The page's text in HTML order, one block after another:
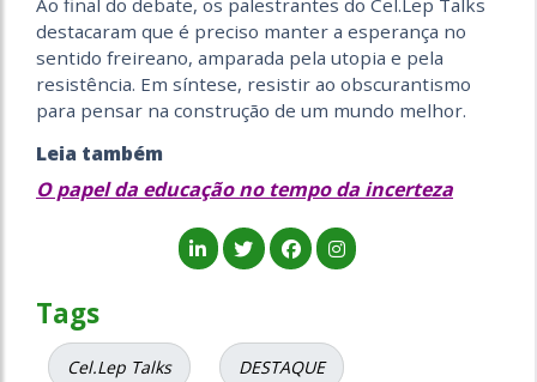
Ao final do debate, os palestrantes do Cel.Lep Talks
destacaram que é preciso manter a esperança no
sentido freireano, amparada pela utopia e pela
resistência. Em síntese, resistir ao obscurantismo
para pensar na construção de um mundo melhor.
Leia também
O papel da educação no tempo da incerteza
Tags
Cel.Lep Talks DESTAQUE